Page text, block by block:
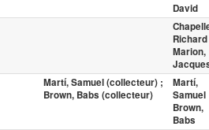
David
Marion,
Martí, Samuel (collecteur) ;
Brown, Babs (collecteur)
Martí,
Samuel
Brown,
Babs